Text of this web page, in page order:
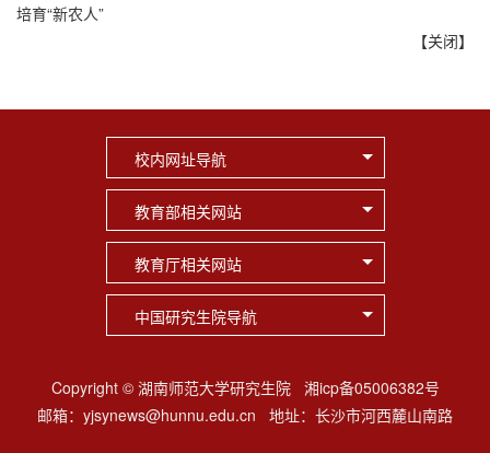
培育“新农人”
【关闭】
校内网址导航
教育部相关网站
教育厅相关网站
中国研究生院导航
Copyright © 湖南师范大学研究生院 湘icp备05006382号
邮箱：yjsynews@hunnu.edu.cn 地址：长沙市河西麓山南路